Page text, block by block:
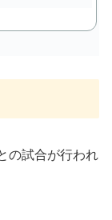
の試合が行われ